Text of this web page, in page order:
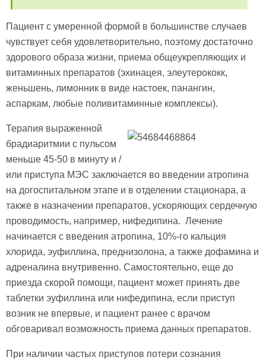
Пациент с умеренной формой в большинстве случаев
чувствует себя удовлетворительно, поэтому достаточно
здорового образа жизни, приема общеукрепляющих и
витаминных препаратов (эхинацея, элеутерококк,
женьшень, лимонник в виде настоек, панангин,
аспаркам, любые поливитаминные комплексы).
Терапия выраженной
брадиаритмии с пульсом
меньше 45-50 в минуту и /
или приступа МЭС заключается во введении атропина
на догоспитальном этапе и в отделении стационара, а
также в назначении препаратов, ускоряющих сердечную
проводимость, например, нифедипина. Лечение
начинается с введения атропина, 10%-го кальция
хлорида, эуфиллина, преднизолона, а также дофамина и
адреналина внутривенно. Самостоятельно, еще до
приезда скорой помощи, пациент может принять две
таблетки эуфиллина или нифедипина, если приступ
возник не впервые, и пациент ранее с врачом
обговаривал возможность приема данных препаратов.
При наличии частых приступов потери сознания